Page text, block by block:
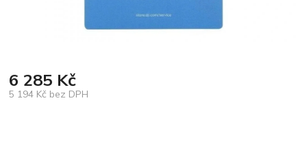
6 285 Kč
5 194 Kč bez DPH